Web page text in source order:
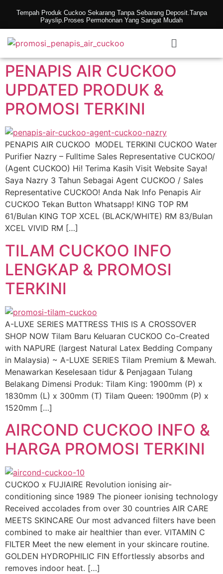
Tempah Produk Cuckoo Sekarang Tanpa Sebarang Deposit.Tanpa
Payslip.Proses Permohonan Yang Sangat Mudah
PENAPIS AIR CUCKOO
UPDATED PRODUK &
PROMOSI TERKINI
PENAPIS AIR CUCKOO MODEL TERKINI CUCKOO Water
Purifier Nazry – Fulltime Sales Representative CUCKOO/
(Agent CUCKOO) Hi! Terima Kasih Visit Website Saya!
Saya Nazry 3 Tahun Sebagai Agent CUCKOO / Sales
Representative CUCKOO! Anda Nak Info Penapis Air
CUCKOO Tekan Button Whatsapp! KING TOP RM
61/Bulan KING TOP XCEL (BLACK/WHITE) RM 83/Bulan
XCEL VIVID RM […]
TILAM CUCKOO INFO
LENGKAP & PROMOSI
TERKINI
A-LUXE SERIES MATTRESS THIS IS A CROSSOVER
SHOP NOW Tilam Baru Keluaran CUCKOO Co-Created
with NAPURE (largest Natural Latex Bedding Company
in Malaysia) ~ A-LUXE SERIES Tilam Premium & Mewah.
Menawarkan Keselesaan tidur & Penjagaan Tulang
Belakang Dimensi Produk: Tilam King: 1900mm (P) x
1830mm (L) x 300mm (T) Tilam Queen: 1900mm (P) x
1520mm […]
AIRCOND CUCKOO INFO &
HARGA PROMOSI TERKINI
CUCKOO x FUJIAIRE Revolution ionising air-
conditioning since 1989 The pioneer ionising technology
Received accolades from over 30 countries AIR CARE
MEETS SKINCARE Our most advanced filters have been
combined to make air healthier than ever. VITAMIN C
FILTER Meet the new element in your skincare routine.
GOLDEN HYDROPHILIC FIN Effortlessly absorbs and
removes indoor heat. […]